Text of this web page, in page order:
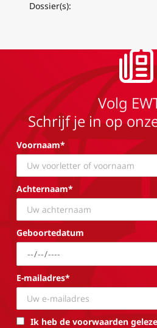
Dossier(s):
Volg
Schrijf je in op
Voornaam*
Achternaam*
Geboortedatum
E-mailadres*
Ik heb de voorwaarden